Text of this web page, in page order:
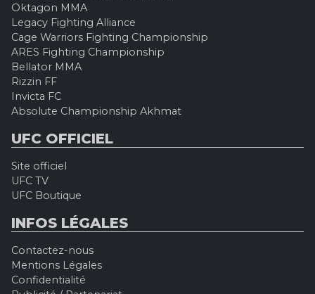
Oktagon MMA
Legacy Fighting Alliance
Cage Warriors Fighting Championship
ARES Fighting Championship
Bellator MMA
Rizzin FF
Invicta FC
Absolute Championship Akhmat
UFC OFFICIEL
Site officiel
UFC TV
UFC Boutique
INFOS LÉGALES
Contactez-nous
Mentions Légales
Confidentialité